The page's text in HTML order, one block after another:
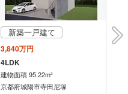
新築一戸建て
3,840万円
4LDK
建物面積 95.22m²
京都府城陽市寺田尼塚